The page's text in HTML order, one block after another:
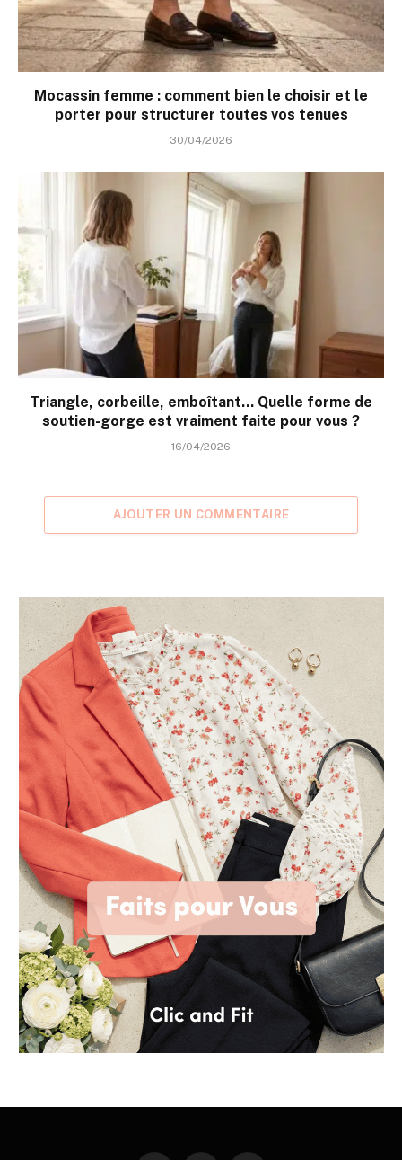
Mocassin femme : comment bien le choisir et le
porter pour structurer toutes vos tenues
30/04/2026
Triangle, corbeille, emboîtant… Quelle forme de
soutien-gorge est vraiment faite pour vous ?
16/04/2026
AJOUTER UN COMMENTAIRE